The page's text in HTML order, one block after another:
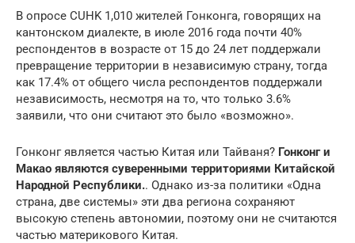
В опросе CUHK 1,010 жителей Гонконга, говорящих на
кантонском диалекте, в июле 2016 года почти 40%
респондентов в возрасте от 15 до 24 лет поддержали
превращение территории в независимую страну, тогда
как 17.4% от общего числа респондентов поддержали
независимость, несмотря на то, что только 3.6%
заявили, что они считают это было «возможно».
Гонконг является частью Китая или Тайваня? Гонконг и
Макао являются суверенными территориями Китайской
Народной Республики.. Однако из-за политики «Одна
страна, две системы» эти два региона сохраняют
высокую степень автономии, поэтому они не считаются
частью материкового Китая.